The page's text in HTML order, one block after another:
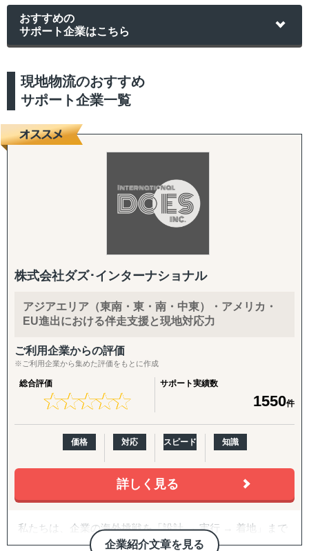
おすすめの
サポート企業はこちら
現地物流のおすすめ
サポート企業一覧
株式会社ダズ･インターナショナル
アジアエリア（東南・東・南・中東）・アメリカ・
EU進出における伴走支援と現地対応力
ご利用企業からの評価
※ご利用企業から集めた評価をもとに作成
総合評価
★★★★★
★★★★★
サポート実績数
1550件
価格 対応 スピード 知識
詳しく見る
企業紹介文章を見る
私たちは、企業の海外挑戦を「設計 → 実行 → 着地」まで
一気通貫で伴走支援します。